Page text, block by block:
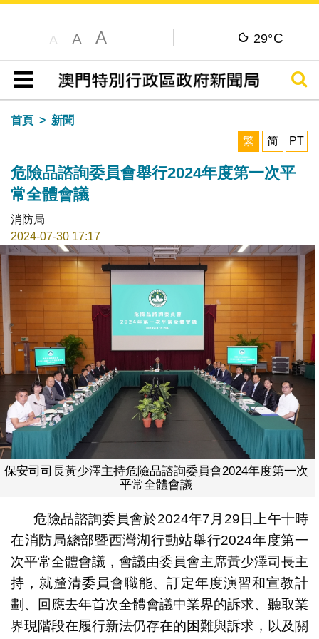
A A A 29°C
目錄
搜尋
首頁
新聞
繁
简 PT
危險品諮詢委員會舉行2024年度第一次平
常全體會議
消防局
2024-07-30 17:17
保安司司長黃少澤主持危險品諮詢委員會2024年度第一次
平常全體會議
危險品諮詢委員會於2024年7月29日上午十時
在消防局總部暨西灣湖行動站舉行2024年度第一
次平常全體會議，會議由委員會主席黃少澤司長主
持，就釐清委員會職能、訂定年度演習和宣教計
劃、回應去年首次全體會議中業界的訴求、聽取業
界現階段在履行新法仍存在的困難與訴求，以及關